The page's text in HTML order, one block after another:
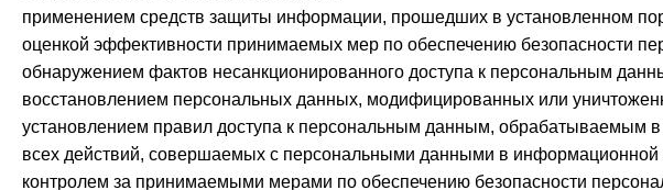
применением средств защиты информации, прошедших в установленном
оценкой эффективности принимаемых мер по обеспечению безопасности
обнаружением фактов несанкционированного доступа к персональным
восстановлением персональных данных, модифицированных или
установлением правил доступа к персональным данным, обрабатываемым
всех действий, совершаемых с персональными данными в информационной
контролем за принимаемыми мерами по обеспечению безопасности